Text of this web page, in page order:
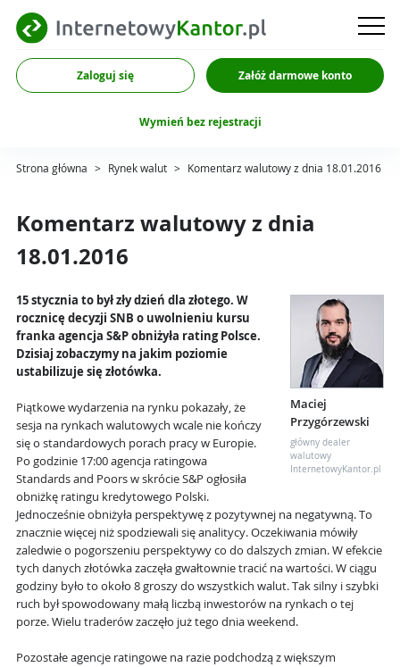
Zaloguj się Załóż darmowe konto
Wymień bez rejestracji
Strona główna > Rynek walut > Komentarz walutowy z dnia 18.01.2016
Komentarz walutowy z dnia
18.01.2016
Maciej
Przygórzewski
główny dealer
walutowy
InternetowyKantor.pl
15 stycznia to był zły dzień dla złotego. W
rocznicę decyzji SNB o uwolnieniu kursu
franka agencja S&P obniżyła rating Polsce.
Dzisiaj zobaczymy na jakim poziomie
ustabilizuje się złotówka.
Piątkowe wydarzenia na rynku pokazały, że
sesja na rynkach walutowych wcale nie kończy
się o standardowych porach pracy w Europie.
Po godzinie 17:00 agencja ratingowa
Standards and Poors w skrócie S&P ogłosiła
obniżkę ratingu kredytowego Polski.
Jednocześnie obniżyła perspektywę z pozytywnej na negatywną. To
znacznie więcej niż spodziewali się analitycy. Oczekiwania mówiły
zaledwie o pogorszeniu perspektywy co do dalszych zmian. W efekcie
tych danych złotówka zaczęła gwałtownie tracić na wartości. W ciągu
godziny było to około 8 groszy do wszystkich walut. Tak silny i szybki
ruch był spowodowany małą liczbą inwestorów na rynkach o tej
porze. Wielu traderów zaczęło już tego dnia weekend.
Pozostałe agencje ratingowe na razie podchodzą z większym